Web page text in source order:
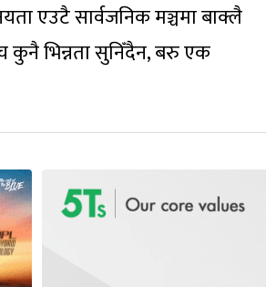
एउटै सार्वजनिक मञ्चमा बाक्लै
कुनै भिन्नता सुनिँदैन, बरु एक